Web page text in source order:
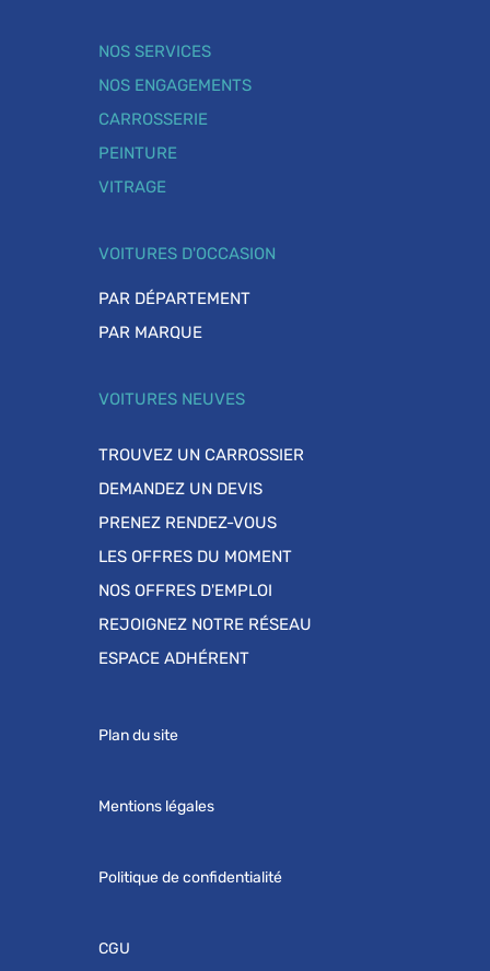
NOS SERVICES
NOS ENGAGEMENTS
CARROSSERIE
PEINTURE
VITRAGE
VOITURES D'OCCASION
PAR DÉPARTEMENT
PAR MARQUE
VOITURES NEUVES
TROUVEZ UN CARROSSIER
DEMANDEZ UN DEVIS
PRENEZ RENDEZ-VOUS
LES OFFRES DU MOMENT
NOS OFFRES D'EMPLOI
REJOIGNEZ NOTRE RÉSEAU
ESPACE ADHÉRENT
Plan du site
Mentions légales
Politique de confidentialité
CGU